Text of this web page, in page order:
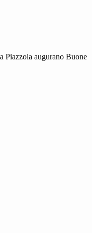
Piazzola augurano Buone